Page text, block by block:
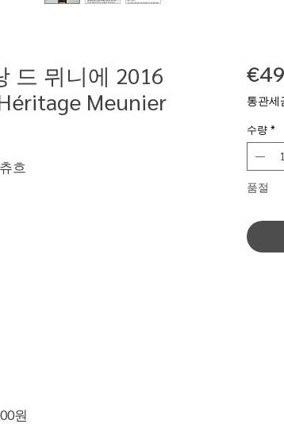
드 뮈니에 2016
Meunier
흐
원
통관세
수량 *
품절